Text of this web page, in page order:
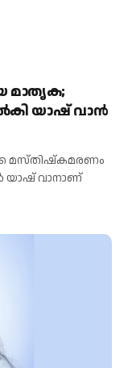
മാതൃക;
യാഷ് വാൻ
മസ്തിഷ്കമരണം
യാഷ് വാനാണ്